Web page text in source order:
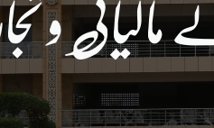
مالیاتی و